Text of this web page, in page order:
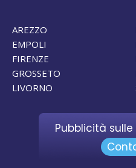
AREZZO
EMPOLI
FIRENZE
GROSSETO
LIVORNO
Pubblicità